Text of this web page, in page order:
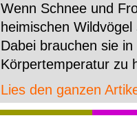
Wenn Schnee und
heimischen
Dabei brauchen sie
Körpertemperatur zu
Lies den ganzen